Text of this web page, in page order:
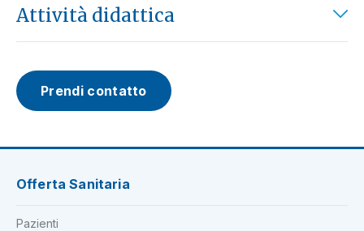
Attività didattica
Prendi contatto
Offerta Sanitaria
Pazienti